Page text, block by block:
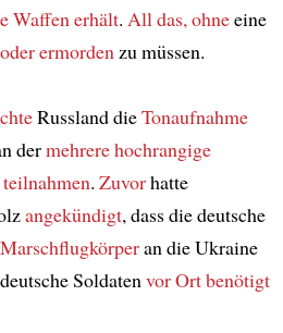
Waffen erhält. All das, ohneeine
ermorden zu müssen.
Russland dieTonaufnahme
dermehrere hochrangige
teilnahmen. Zuvorhatte
angekündigt, dass die deutsche
an die Ukraine
Soldaten vor Ortbenötigt